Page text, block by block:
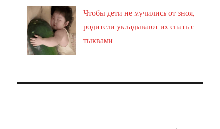
Чтобы дети не мучились от зноя,
родители укладывают их спать с
тыквами